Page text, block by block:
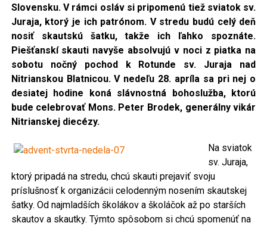
Slovensku. V rámci osláv si pripomenú tiež sviatok sv.
Juraja,ktorý je ich patrónom. V stredu budú celý deň
nosiť skautskú šatku, takže ich ľahko spoznáte.
Piešťanskí skauti navyše absolvujú v noci z piatka na
sobotu nočný pochod k Rotunde sv. Juraja nad
Nitrianskou Blatnicou. V nedeľu 28. apríla sa pri nej o
desiatej hodine koná slávnostná bohoslužba, ktorú
bude celebrovať Mons. Peter Brodek, generálny vikár
Nitrianskej diecézy.
Na sviatok
sv. Juraja,
ktorý pripadá na stredu, chcú skauti prejaviť svoju
príslušnosť k organizácii celodenným nosením skautskej
šatky. Od najmladších školákov a školáčok až po starších
skautov a skautky. Týmto spôsobom si chcú spomenúť na